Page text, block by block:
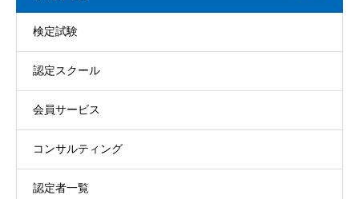
検定試験
認定スクール
会員サービス
コンサルティング
認定者一覧